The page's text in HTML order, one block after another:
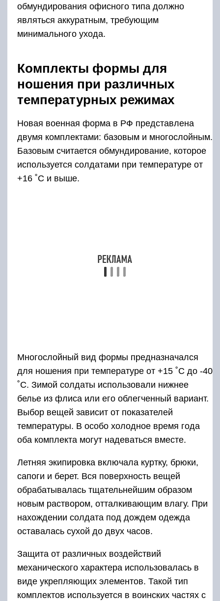
обмундирования офисного типа должно
являться аккуратным, требующим
минимального ухода.
Комплекты формы для
ношения при различных
температурных режимах
Новая военная форма в РФ представлена
двумя комплектами: базовым и многослойным.
Базовым считается обмундирование, которое
используется солдатами при температуре от
+16 ˚С и выше.
Выбор вещей зависит от показателей
температуры. В особо холодное время года
нахождении солдата под дождем одежда
оставалась сухой до двух часов.
Защита от различных воздействий
механического характера использовалась в
виде укрепляющих элементов. Такой тип
комплектов используется в воинских частях с
Новые правила ношения военной формы
одежды допускают использование в осенний
период флисовой куртки. Она обеспечивает
хорошую теплоизоляцию за счет
качественного ворса, покрывающего этот
ветрах надевается специальная куртка-
ветровка, дополняют которую брюки пятого
слоя.